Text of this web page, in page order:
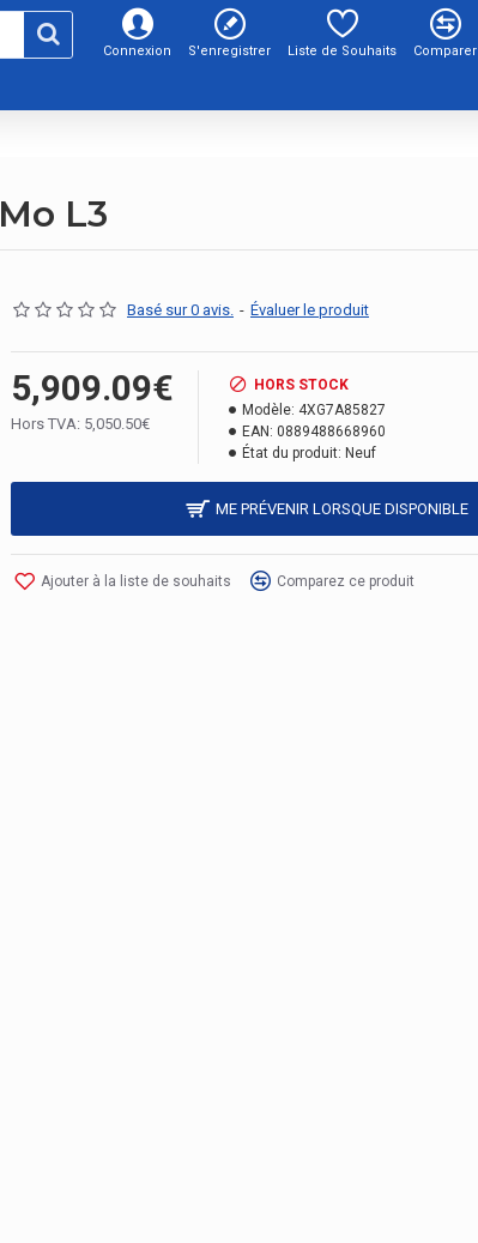
Connexion S'enregistrer Liste de Souhaits Comparer
L3
Basé sur 0 avis. - Évaluer le produit
5,909.09€
Hors TVA: 5,050.50€
HORS STOCK
Modèle: 4XG7A85827
EAN: 0889488668960
État du produit: Neuf
ME PRÉVENIR LORSQUE DISPONIBLE
Ajouter à la liste de souhaits Comparez ce produit